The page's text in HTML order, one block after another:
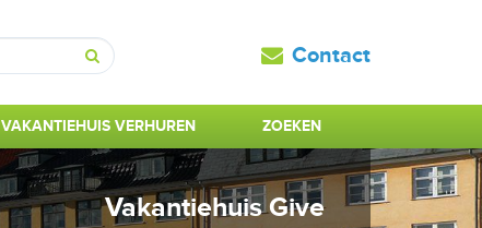
Zoeken
Contact
VAKANTIEHUIS VERHUREN ZOEKEN
Vakantiehuis Give